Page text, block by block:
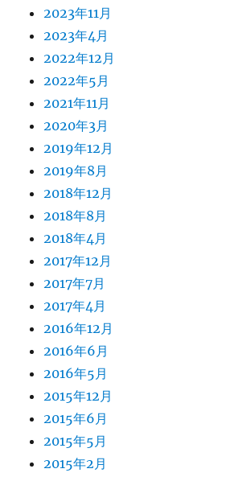
2023年11月
2023年4月
2022年12月
2022年5月
2021年11月
2020年3月
2019年12月
2019年8月
2018年12月
2018年8月
2018年4月
2017年12月
2017年7月
2017年4月
2016年12月
2016年6月
2016年5月
2015年12月
2015年6月
2015年5月
2015年2月